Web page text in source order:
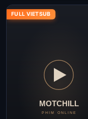
FULL VIETSUB